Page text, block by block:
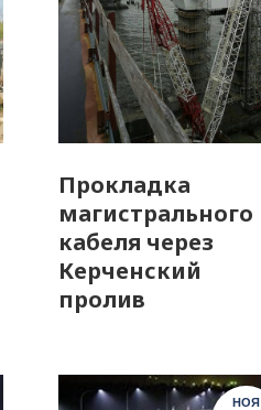
Прокладка
магистрального
кабеля через
Керченский
пролив
НОЯ